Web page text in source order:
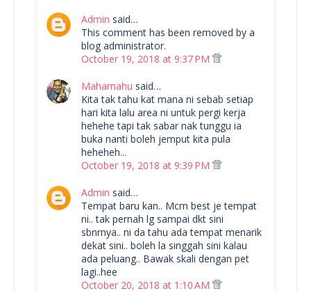
Admin said…
This comment has been removed by a
blog administrator.
October 19, 2018 at 9:37 PM
Mahamahu said…
Kita tak tahu kat mana ni sebab setiap
hari kita lalu area ni untuk pergi kerja
hehehe tapi tak sabar nak tunggu ia
buka nanti boleh jemput kita pula
heheheh...
October 19, 2018 at 9:39 PM
Admin said…
Tempat baru kan.. Mcm best je tempat
ni.. tak pernah lg sampai dkt sini
sbnrnya.. ni da tahu ada tempat menarik
dekat sini.. boleh la singgah sini kalau
ada peluang.. Bawak skali dengan pet
lagi..hee
October 20, 2018 at 1:10 AM